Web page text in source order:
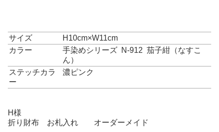
サイズ
H10cm×W11cm
カラー
手染めシリーズ N-912 茄子紺（なすこ
ん）
ステッチカラ
ー
濃ピンク
H様
折り財布 お札入れ オーダーメイド